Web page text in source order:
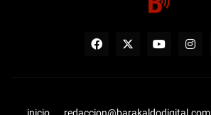
inicio redaccion@barakaldodigital.com